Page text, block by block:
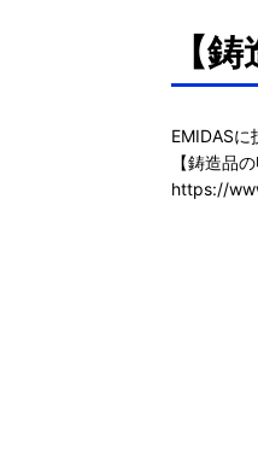
【
EMIDASに
https://